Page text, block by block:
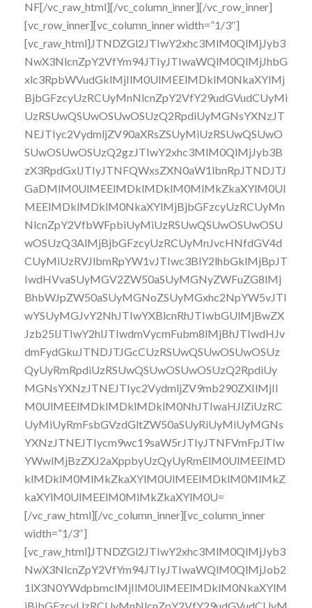
NF[/vc_raw_html][/vc_column_inner][/vc_row_inner]
[vc_row_inner][vc_column_inner width=”1/3″]
[vc_raw_html]JTNDZGl2JTIwY2xhc3MlM0QlMjJyb3
NwX3NlcnZpY2VfYm94JTIyJTIwaWQlM0QlMjJhbG
xlc3RpbWVudGklMjIlM0UlMEElMDklM0NkaXYlMj
BjbGFzcyUzRCUyMnNlcnZpY2VfY29udGVudCUyMi
UzRSUwQSUwOSUwOSUzQ2RpdiUyMGNsYXNzJT
NEJTIyc2VydmljZV90aXRsZSUyMiUzRSUwQSUwO
SUwOSUwOSUzQ2gzJTIwY2xhc3MlM0QlMjJyb3B
zX3RpdGxlJTIyJTNFQWxsZXN0aW1lbnRpJTNDJTJ
GaDMlM0UlMEElMDklMDklM0MlMkZkaXYlM0Ul
MEElMDklMDklM0NkaXYlMjBjbGFzcyUzRCUyMn
NlcnZpY2VfbWFpbiUyMiUzRSUwQSUwOSUwOSU
wOSUzQ3AlMjBjbGFzcyUzRCUyMnJvcHNfdGV4d
CUyMiUzRVJlbmRpYW1vJTIwc3BlY2lhbGklMjBpJT
IwdHVvaSUyMGV2ZW50aSUyMGNyZWFuZG8lMj
BhbWJpZW50aSUyMGNoZSUyMGxhc2NpYW5vJTI
wYSUyMGJvY2NhJTIwYXBlcnRhJTIwbGUlMjBwZX
Jzb25lJTIwY2hlJTIwdmVycmFubm8lMjBhJTIwdHJv
dmFydGkuJTNDJTJGcCUzRSUwQSUwOSUwOSUz
QyUyRmRpdiUzRSUwQSUwOSUwOSUzQ2RpdiUy
MGNsYXNzJTNEJTIyc2VydmljZV9mb290ZXIlMjIl
M0UlMEElMDklMDklMDklM0NhJTIwaHJlZiUzRC
UyMiUyRmFsbGVzdGltZW50aSUyRiUyMiUyMGNs
YXNzJTNEJTIycm9wc19saW5rJTIyJTNFVmFpJTIw
YWwlMjBzZXJ2aXppbyUzQyUyRmElM0UlMEElMD
klMDklM0MlMkZkaXYlM0UlMEElMDklM0MlMkZ
kaXYlM0UlMEElM0MlMkZkaXYlM0U=
[/vc_raw_html][/vc_column_inner][vc_column_inner
width=”1/3″]
[vc_raw_html]JTNDZGl2JTIwY2xhc3MlM0QlMjJyb3
NwX3NlcnZpY2VfYm94JTIyJTIwaWQlM0QlMjJob2
1lX3N0YWdpbmclMjIlM0UlMEElMDklM0NkaXYlM